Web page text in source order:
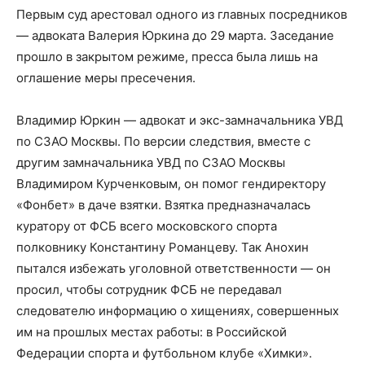
Первым суд арестовал одного из главных посредников
— адвоката Валерия Юркина до 29 марта. Заседание
прошло в закрытом режиме, пресса была лишь на
оглашение меры пресечения.
Владимир Юркин — адвокат и экс-замначальника УВД
по СЗАО Москвы. По версии следствия, вместе с
другим замначальника УВД по СЗАО Москвы
Владимиром Курченковым, он помог гендиректору
«Фонбет» в даче взятки. Взятка предназначалась
куратору от ФСБ всего московского спорта
полковнику Константину Романцеву. Так Анохин
пытался избежать уголовной ответственности — он
просил, чтобы сотрудник ФСБ не передавал
следователю информацию о хищениях, совершенных
им на прошлых местах работы: в Российской
Федерации спорта и футбольном клубе «Химки».